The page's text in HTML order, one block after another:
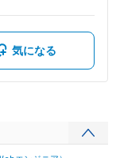
ないようにしていま
たリモートワーク許
も利用できます。ま
は100%、子育てを
職が2.7%・バックオ
問わず実力主義で
験・能力等を考慮の
り■インセンティ
金はあくまでも目
気になる